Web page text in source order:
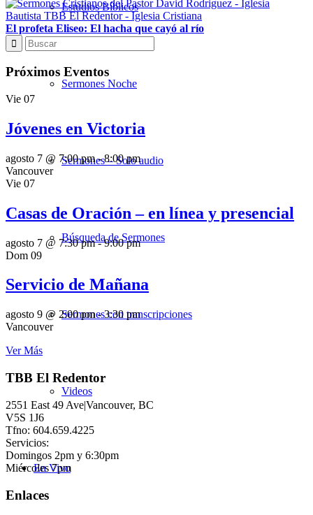
Estudios Bíblicos
Sermones Noche
Sermones – Solo audio
Búsqueda de Sermones
Sermones con transcripciones
Videos
En Vivo
El profeta Eliseo: El hacha que cayó al río
Próximos Eventos
Vie 07
Jóvenes en Victoria
agosto 7 @ 7:00 pm-8:00 pm
Vancouver
Vie 07
Casas de Oración – en línea y presencial
agosto 7 @ 7:30 pm-9:00 pm
Dom 09
Servicio de Mañana
agosto 9 @ 2:00 pm-3:30 pm
Vancouver
Ver Más
TBB El Redentor
2551 East 49 Ave|Vancouver, BC
V5S 1J6
Tfno: 604.659.4225
Servicios:
Domingos 2pm y 6:30pm
Miércoles 7pm
Enlaces